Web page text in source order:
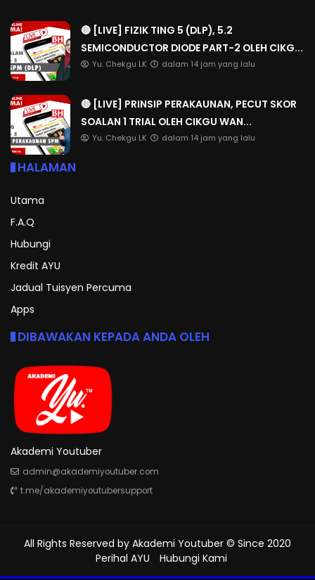
🔴 [LIVE] FIZIK TING 5 (DLP), 5.2
SEMICONDUCTOR DIODE PART-2 OLEH CIKG...
Yu. Chekgu LK dalam 14 jam yang lalu
🔴 [LIVE] PRINSIP PERAKAUNAN, PECUT SKOR
SOALAN 1 TRIAL OLEH CIKGU WAN...
Yu. Chekgu LK dalam 14 jam yang lalu
HALAMAN
Utama
F.A.Q
Hubungi
Kredit AYU
Jadual Tuisyen Percuma
Apps
DIBAWAKAN KEPADA ANDA OLEH
Akademi Youtuber
admin@akademiyoutuber.com
t.me/akademiyoutubersupport
All Rights Reserved by Akademi Youtuber © Since 2020
Perihal AYU
Hubungi Kami